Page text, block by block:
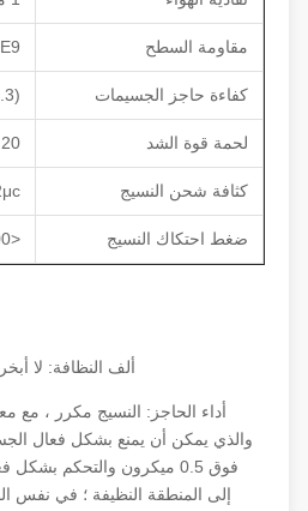
مقاومة السطح 10E9
كفاءة حاجز الجسيمات
لحمة قوة الشد
كثافة شحن النسيج 1.2μc / م
ضغط احتكاك النسيج
ألف النظافة: لا أبخرة ،
أداء الحاجز: النسيج مكرر ، مع معدل
والذي يمكن أن يمنع بشكل فعال
فوق 0.5 ميكرون والتحكم بشكل
إلى المنطقة النظيفة ؛ في نفس